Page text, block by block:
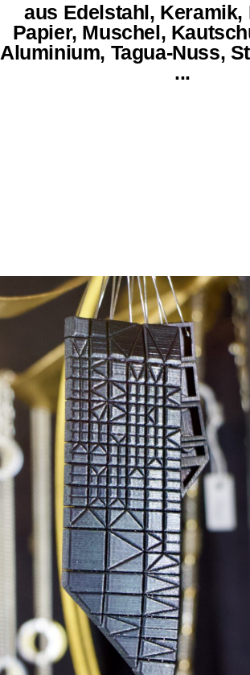
aus Edelstahl, Keramik,
Papier, Muschel,
Aluminium, Tagua-Nuss,
...